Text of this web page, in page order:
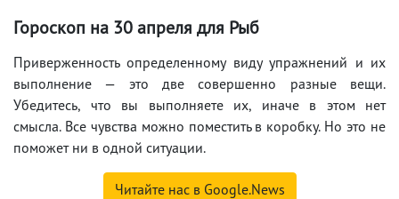
Гороскоп на 30 апреля для Рыб
Приверженность определенному виду упражнений и их
выполнение — это две совершенно разные вещи.
Убедитесь, что вы выполняете их, иначе в этом нет
смысла. Все чувства можно поместить в коробку. Но это не
поможет ни в одной ситуации.
Читайте нас в Google.News